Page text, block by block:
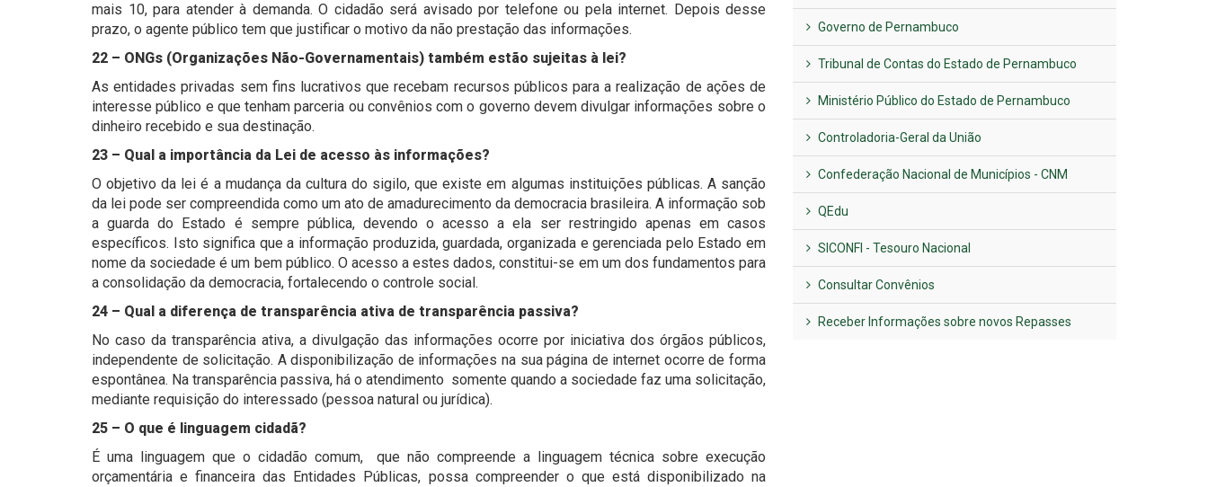
mais 10, para atender à demanda. O cidadão será avisado por telefone ou pela internet. Depois desse
prazo, o agente público tem que justificar o motivo da não prestação das informações.
22 – ONGs (Organizações Não-Governamentais) também estão sujeitas à lei?
As entidades privadas sem fins lucrativos que recebam recursos públicos para a realização de ações de
interesse público e que tenham parceria ou convênios com o governo devem divulgar informações sobre o
dinheiro recebido e sua destinação.
23 – Qual a importância da Lei de acesso às informações?
O objetivo da lei é a mudança da cultura do sigilo, que existe em algumas instituições públicas. A sanção
da lei pode ser compreendida como um ato de amadurecimento da democracia brasileira. A informação sob
a guarda do Estado é sempre pública, devendo o acesso a ela ser restringido apenas em casos
específicos. Isto significa que a informação produzida, guardada, organizada e gerenciada pelo Estado em
nome da sociedade é um bem público. O acesso a estes dados, constitui-se em um dos fundamentos para
a consolidação da democracia, fortalecendo o controle social.
24 – Qual a diferença de transparência ativa de transparência passiva?
No caso da transparência ativa, a divulgação das informações ocorre por iniciativa dos órgãos públicos,
independente de solicitação. A disponibilização de informações na sua página de internet ocorre de forma
espontânea. Na transparência passiva, há o atendimento somente quando a sociedade faz uma solicitação,
mediante requisição do interessado (pessoa natural ou jurídica).
25 – O que é linguagem cidadã?
É uma linguagem que o cidadão comum, que não compreende a linguagem técnica sobre execução
orçamentária e financeira das Entidades Públicas, possa compreender o que está disponibilizado na
Governo de Pernambuco
Tribunal de Contas do Estado de Pernambuco
Ministério Público do Estado de Pernambuco
Controladoria-Geral da União
Confederação Nacional de Municípios - CNM
QEdu
SICONFI - Tesouro Nacional
Consultar Convênios
Receber Informações sobre novos Repasses